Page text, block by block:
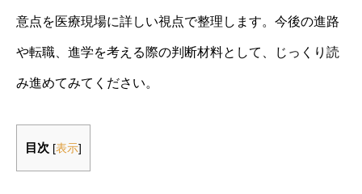
意点を医療現場に詳しい視点で整理します。今後の進路
や転職、進学を考える際の判断材料として、じっくり読
み進めてみてください。
目次 [表示]